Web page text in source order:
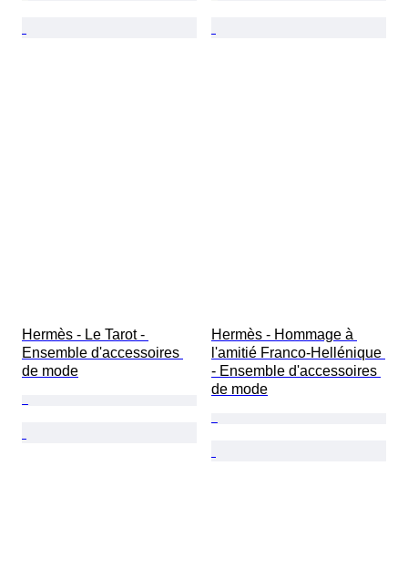
Hermès - Le Tarot -
Ensemble d'accessoires
de mode
Hermès - Hommage à
l'amitié Franco-Hellénique
- Ensemble d'accessoires
de mode